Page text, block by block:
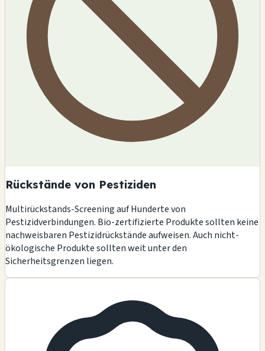
Rückstände von Pestiziden
Multirückstands-Screening auf Hunderte von
Pestizidverbindungen. Bio-zertifizierte Produkte sollten keine
nachweisbaren Pestizidrückstände aufweisen. Auch nicht-
ökologische Produkte sollten weit unter den
Sicherheitsgrenzen liegen.